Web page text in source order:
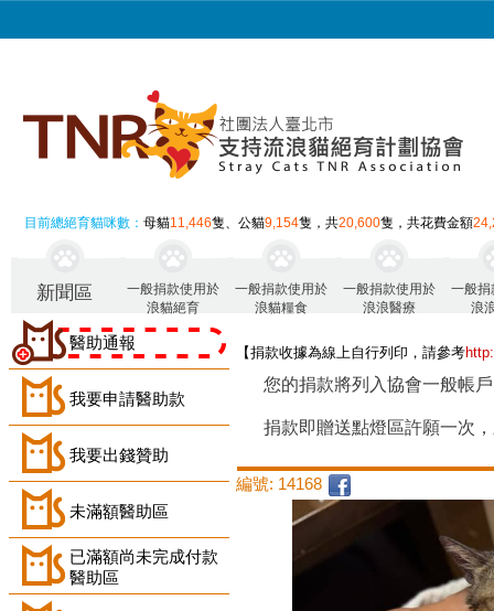
目前總絕育貓咪數：母貓11,446隻、公貓9,154隻，共20,600隻，共花費金額
新聞區
一般捐款使用於
浪貓絕育
一般捐款使用於
浪貓糧食
一般捐款使用於
浪浪醫療
一般捐
浪
醫助通報
我要申請醫助款
我要出錢贊助
未滿額醫助區
已滿額尚未完成付款
醫助區
【捐款收據為線上自行列印，請參考
您的捐款將列入協會一般帳
捐款即贈送點燈區許願一次
編號: 14168